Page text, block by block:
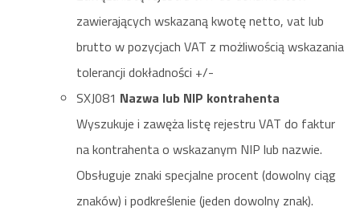
zawierających wskazaną kwotę netto, vat lub
brutto w pozycjach VAT z możliwością wskazania
tolerancji dokładności +/-
SXJ081 Nazwa lub NIP kontrahenta
Wyszukuje i zawęża listę rejestru VAT do faktur
na kontrahenta o wskazanym NIP lub nazwie.
Obsługuje znaki specjalne procent (dowolny ciąg
znaków) i podkreślenie (jeden dowolny znak).